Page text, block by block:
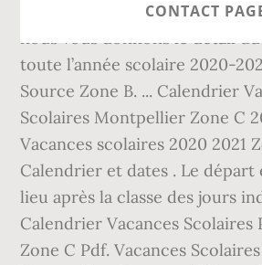
CONTACT
nous vous donnons le détail
toute l’année scolaire 2020-
Source Zone B. ... Calendrier
Scolaires Montpellier Zone C
Vacances scolaires 2020 2021
Calendrier et dates . Le départ
lieu après la classe des jours
Calendrier Vacances Scolaires
Zone C Pdf. Vacances